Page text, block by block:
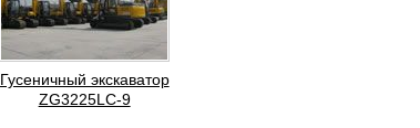
Гусеничный экскаватор
ZG3225LC-9